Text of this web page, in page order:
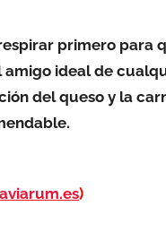
primero para
amigo ideal de
del queso y la
)